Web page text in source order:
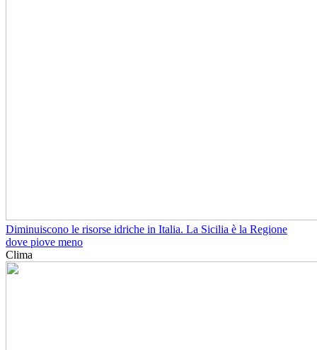
Diminuiscono le risorse idriche in Italia. La Sicilia è la Regione
dove piove meno
Clima